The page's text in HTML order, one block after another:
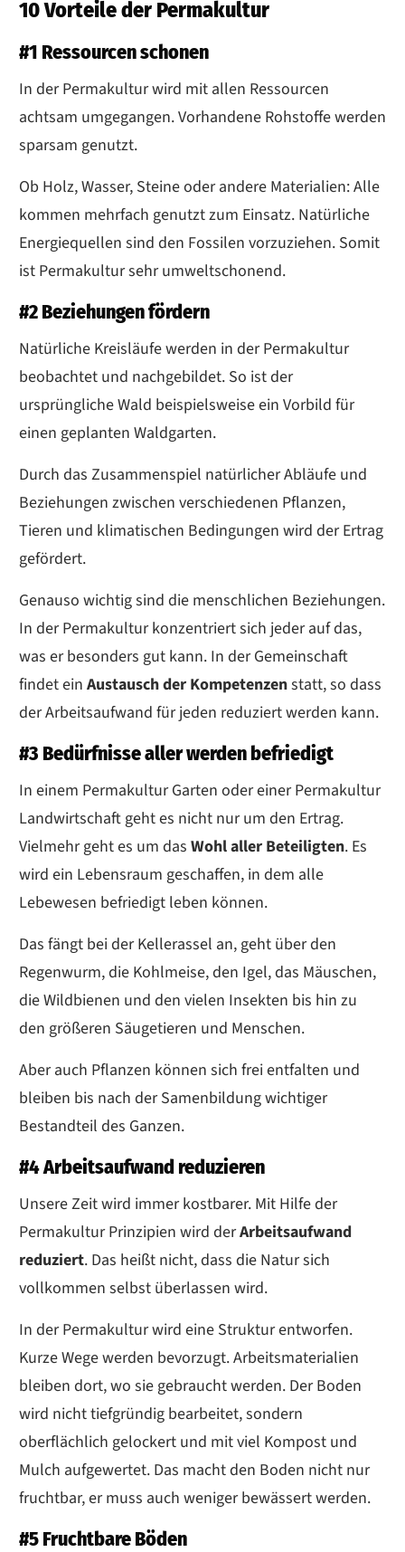
10 Vorteile der Permakultur
#1 Ressourcen schonen
In der Permakultur wird mit allen Ressourcen
achtsam umgegangen. Vorhandene Rohstoffe werden
sparsam genutzt.
Ob Holz, Wasser, Steine oder andere Materialien: Alle
kommen mehrfach genutzt zum Einsatz. Natürliche
Energiequellen sind den Fossilen vorzuziehen. Somit
ist Permakultur sehr umweltschonend.
#2 Beziehungen fördern
Natürliche Kreisläufe werden in der Permakultur
beobachtet und nachgebildet. So ist der
ursprüngliche Wald beispielsweise ein Vorbild für
einen geplanten Waldgarten.
Durch das Zusammenspiel natürlicher Abläufe und
Beziehungen zwischen verschiedenen Pflanzen,
Tieren und klimatischen Bedingungen wird der Ertrag
gefördert.
Genauso wichtig sind die menschlichen Beziehungen.
In der Permakultur konzentriert sich jeder auf das,
was er besonders gut kann. In der Gemeinschaft
findet ein Austausch der Kompetenzenstatt, so dass
der Arbeitsaufwand für jeden reduziert werden kann.
#3 Bedürfnisse aller werden befriedigt
In einem Permakultur Garten oder einer Permakultur
Landwirtschaft geht es nicht nur um den Ertrag.
Vielmehr geht es um das Wohl aller Beteiligten. Es
wird ein Lebensraum geschaffen, in dem alle
Lebewesen befriedigt leben können.
Das fängt bei der Kellerassel an, geht über den
Regenwurm, die Kohlmeise, den Igel, das Mäuschen,
die Wildbienen und den vielen Insekten bis hin zu
den größeren Säugetieren und Menschen.
Aber auch Pflanzen können sich frei entfalten und
bleiben bis nach der Samenbildung wichtiger
Bestandteil des Ganzen.
#4 Arbeitsaufwand reduzieren
Unsere Zeit wird immer kostbarer. Mit Hilfe der
Permakultur Prinzipien wird derArbeitsaufwand
reduziert. Das heißt nicht, dass die Natur sich
vollkommen selbst überlassen wird.
In der Permakultur wird eine Struktur entworfen.
Kurze Wege werden bevorzugt. Arbeitsmaterialien
bleiben dort, wo sie gebraucht werden. Der Boden
wird nicht tiefgründig bearbeitet, sondern
oberflächlich gelockert und mit viel Kompost und
Mulch aufgewertet. Das macht den Boden nicht nur
fruchtbar, er muss auch weniger bewässert werden.
#5 Fruchtbare Böden